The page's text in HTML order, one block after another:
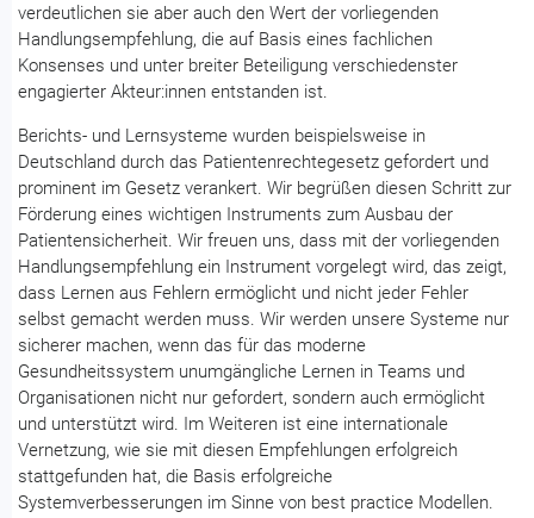
verdeutlichen sie aber auch den Wert der vorliegenden
Handlungsempfehlung, die auf Basis eines fachlichen
Konsenses und unter breiter Beteiligung verschiedenster
engagierter Akteur:innen entstanden ist.
Berichts- und Lernsysteme wurden beispielsweise in
Deutschland durch das Patientenrechtegesetz gefordert und
prominent im Gesetz verankert. Wir begrüßen diesen Schritt zur
Förderung eines wichtigen Instruments zum Ausbau der
Patientensicherheit. Wir freuen uns, dass mit der vorliegenden
Handlungsempfehlung ein Instrument vorgelegt wird, das zeigt,
dass Lernen aus Fehlern ermöglicht und nicht jeder Fehler
selbst gemacht werden muss. Wir werden unsere Systeme nur
sicherer machen, wenn das für das moderne
Gesundheitssystem unumgängliche Lernen in Teams und
Organisationen nicht nur gefordert, sondern auch ermöglicht
und unterstützt wird. Im Weiteren ist eine internationale
Vernetzung, wie sie mit diesen Empfehlungen erfolgreich
stattgefunden hat, die Basis erfolgreiche
Systemverbesserungen im Sinne von best practice Modellen.